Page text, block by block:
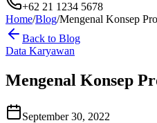
+62 21 1234 5678
Home/Blog/Mengenal Konsep
Back to Blog
Data Karyawan
Mengenal Konsep
September 30, 2022